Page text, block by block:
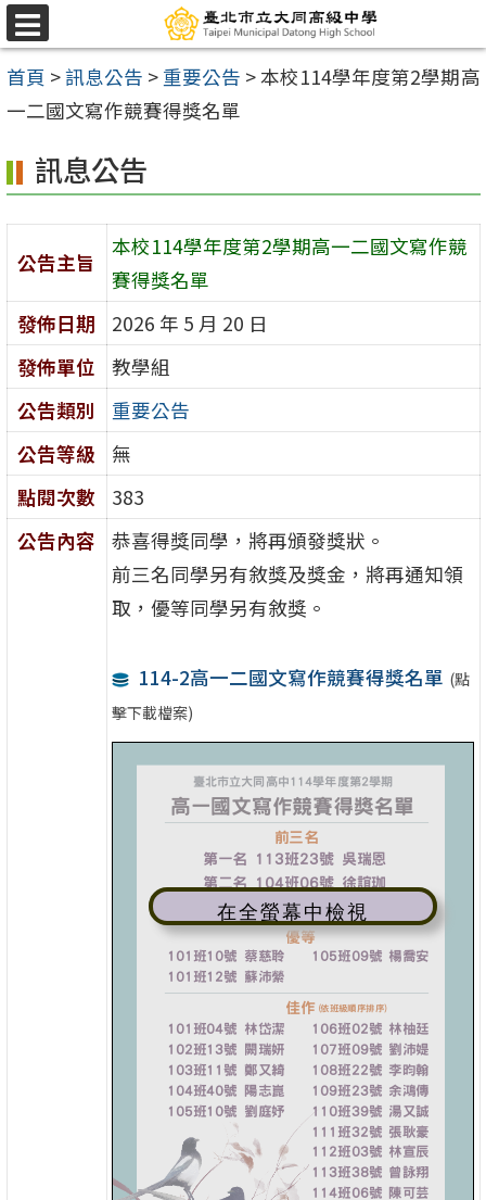
跳
至
主
要
容
區
選
單
首頁 >訊息公告 > 重要公告 >本校114學年度第2學期高
一二國文寫作競賽得獎名單
訊息公告
公告主旨
本校114學年度第2學期高一二國文寫作競
賽得獎名單
發佈日期
2026 年 5 月 20 日
發佈單位
教學組
公告類別
重要公告
公告等級
無
點閱次數
383
公告內容
恭喜得獎同學，將再頒發獎狀。
前三名同學另有敘獎及獎金，將再通知領
取，優等同學另有敘獎。
114-2高一二國文寫作競賽得獎名單 (點
擊下載檔案)
在全螢幕中檢視